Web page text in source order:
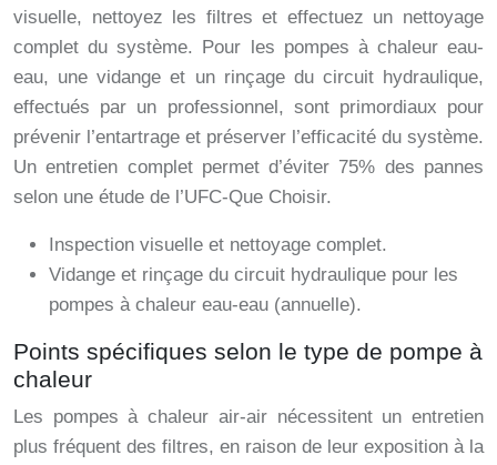
visuelle, nettoyez les filtres et effectuez un nettoyage
complet du système. Pour les pompes à chaleur eau-
eau, une vidange et un rinçage du circuit hydraulique,
effectués par un professionnel, sont primordiaux pour
prévenir l’entartrage et préserver l’efficacité du système.
Un entretien complet permet d’éviter 75% des pannes
selon une étude de l’UFC-Que Choisir.
Inspection visuelle et nettoyage complet.
Vidange et rinçage du circuit hydraulique pour les
pompes à chaleur eau-eau (annuelle).
Points spécifiques selon le type de pompe à
chaleur
Les pompes à chaleur air-air nécessitent un entretien
plus fréquent des filtres, en raison de leur exposition à la